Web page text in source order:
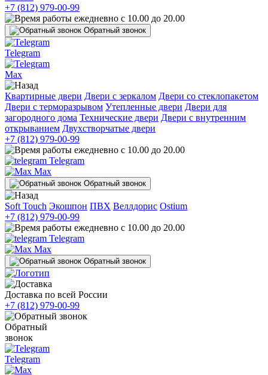
+7 (812) 979-00-99
ежедневно с 10.00 до 20.00
Обратный звонок
Telegram
Max
Квартирные двери Двери с зеркалом Двери со стеклопакетом
Двери с терморазрывом Утепленные двери Двери для
загородного дома Технические двери Двери с внутренним
открыванием Двухстворчатые двери
+7 (812) 979-00-99
ежедневно с 10.00 до 20.00
Telegram
Max
Обратный звонок
Soft Touch Экошпон ПВХ Веллдорис Ostium
+7 (812) 979-00-99
ежедневно с 10.00 до 20.00
Telegram
Max
Обратный звонок
Доставка по всей России
+7 (812) 979-00-99
Обратный
звонок
Telegram